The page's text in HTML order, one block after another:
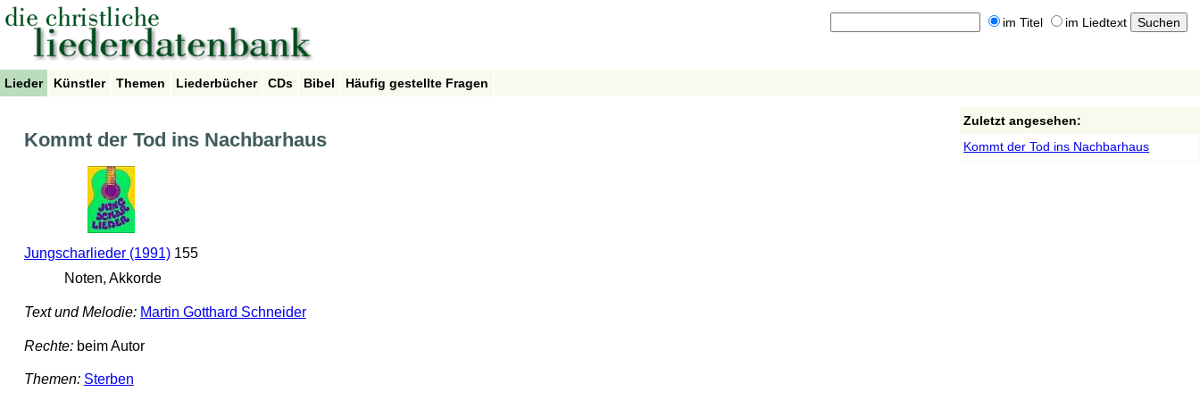
im Titel im Liedtext
Lieder Künstler Themen Liederbücher CDs Bibel Häufig gestellte Fragen
Kommt der Tod ins Nachbarhaus
Jungscharlieder (1991)155
Noten, Akkorde
Text und Melodie: Martin Gotthard Schneider
Rechte:beim Autor
Themen: Sterben
Zuletzt angesehen:
Kommt der Tod ins Nachbarhaus